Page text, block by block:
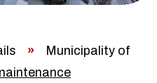
»
Municipality of